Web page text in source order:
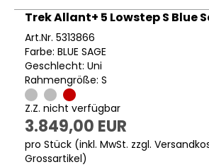
Trek Allant+ 5 Lowstep S Blue
Art.Nr. 5313866
Farbe: BLUE SAGE
Geschlecht: Uni
Rahmengröße: S
Z.Z. nicht verfügbar
3.849,00 EUR
pro Stück (inkl. MwSt. zzgl.
Grossartikel)